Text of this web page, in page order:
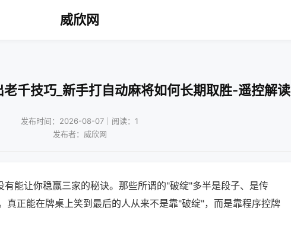
威欣网
千技巧_新手打自动麻将如何长期取胜-遥控解读
发布时间：2026-08-07｜阅读：1
发布者：威欣网
能让你稳赢三家的秘诀。那些所谓的"破绽"多半是段子、是传
真正能在牌桌上笑到最后的人从来不是靠"破绽"，而是靠程序控牌